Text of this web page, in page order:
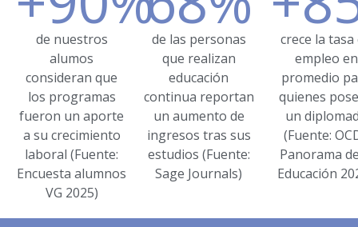
de nuestros
alumos
consideran que
los programas
fueron un aporte
a su crecimiento
laboral (Fuente:
Encuesta alumnos
VG 2025)
de las personas
que realizan
educación
continua reportan
un aumento de
ingresos tras sus
estudios (Fuente:
Sage Journals)
crece la tasa
empleo en
promedio
quienes
un
(Fuente:
Panorama
Educación